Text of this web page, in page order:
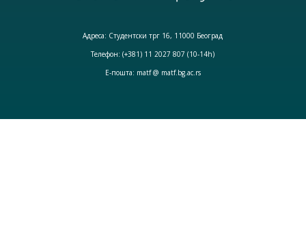
Адреса: Студентски трг 16, 11000 Београд
Телефон: (+381) 11 2027 807 (10-14h)
Е-пошта: matf @ matf.bg.ac.rs